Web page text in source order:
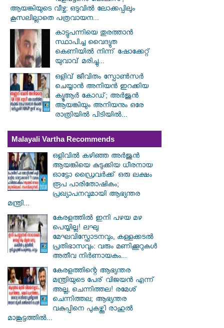
ആയങ്കിയുടെ വീഴ്ച: ഒടുവിൽ ലോക്കപ്പിലും
കൂസലില്ലാതെ പത്രവായന...
കാട്ടുപന്നിയെ തുരത്താൻ
സ്ഥാപിച്ച വൈദ്യുത
കെണിയിൽ നിന്ന് ഷോക്കേറ്റ്
യുവാവ് മരിച്ചു...
ഒളിവ് ജീവിതം സ്പോൺസർ
ചെയ്യാൻ അനിയൻ ഇറക്കിയ
ക്യൂആർ കോഡ്; അർജുൻ
ആയങ്കിയും അനിയനും ഒരേ
രാത്രിയിൽ പിടിയിൽ...
Malayali Vartha Recommends
ഒളിവിൽ കഴിഞ്ഞ അർജുൻ
ആയങ്കിയെ കുടുക്കിയ ധീരനായ
ഓട്ടോ ഡ്രൈവർക്ക് ഒരു ലക്ഷം
രൂപ പാരിതോഷികം;
പ്രഖ്യാപനവുമായി ആഭ്യന്തര
മന്ത്രി...
കേരളത്തിൽ ഇനി പഴയ മഴ
പെയ്യില്ല! ലഘു
മേഘവിസ്ഫോടനവും, കള്ളക്കടൽ
പ്രതിഭാസവും: വരും മണിക്കൂറുകൾ
അതീവ നിർണായകം...
കേരളത്തിന്റെ ആഭ്യന്തര
മന്ത്രിയുടെ പേര് വിജയൻ എന്ന്
അല്ല, ചെന്നിത്തല! രമേശ്
ചെന്നിത്തല; ആഭ്യന്തര
വകുപ്പിനെ പുകഴ്ത്തി രാഹുൽ
മാങ്കൂട്ടത്തിൽ...